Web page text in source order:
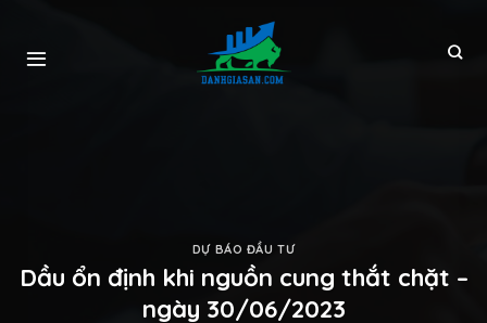
DỰ BÁO ĐẦU TƯ
Dầu ổn định khi nguồn cung thắt chặt –
ngày 30/06/2023